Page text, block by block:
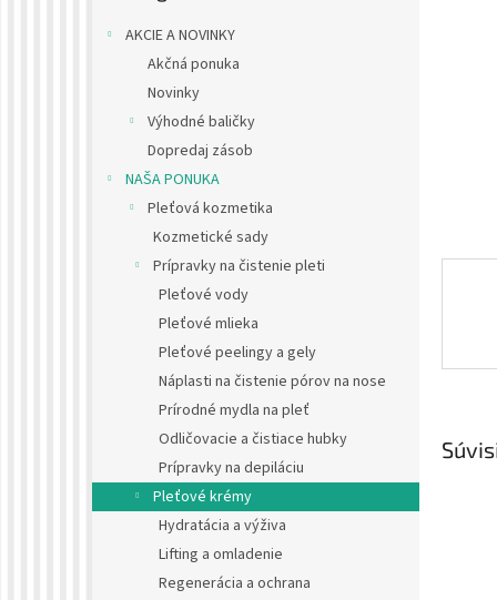
AKCIE A NOVINKY
Akčná ponuka
Novinky
Výhodné baličky
Dopredaj zásob
NAŠA PONUKA
Pleťová kozmetika
Kozmetické sady
Prípravky na čistenie pleti
Pleťové vody
Pleťové mlieka
Pleťové peelingy a gely
Náplasti na čistenie pórov na nose
Prírodné mydla na pleť
Odličovacie a čistiace hubky
Prípravky na depiláciu
Pleťové krémy
Hydratácia a výživa
Lifting a omladenie
Regenerácia a ochrana